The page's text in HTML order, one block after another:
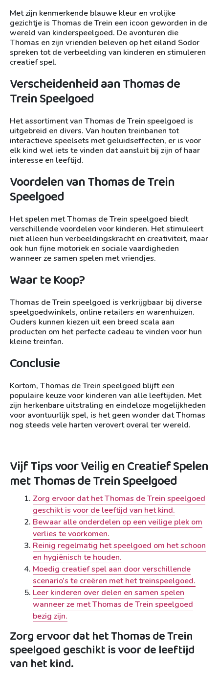
Met zijn kenmerkende blauwe kleur en vrolijke
gezichtje is Thomas de Trein een icoon geworden in de
wereld van kinderspeelgoed. De avonturen die
Thomas en zijn vrienden beleven op het eiland Sodor
spreken tot de verbeelding van kinderen en stimuleren
creatief spel.
Verscheidenheid aan Thomas de
Trein Speelgoed
Het assortiment van Thomas de Trein speelgoed is
uitgebreid en divers. Van houten treinbanen tot
interactieve speelsets met geluidseffecten, er is voor
elk kind wel iets te vinden dat aansluit bij zijn of haar
interesse en leeftijd.
Voordelen van Thomas de Trein
Speelgoed
Het spelen met Thomas de Trein speelgoed biedt
verschillende voordelen voor kinderen. Het stimuleert
niet alleen hun verbeeldingskracht en creativiteit, maar
ook hun fijne motoriek en sociale vaardigheden
wanneer ze samen spelen met vriendjes.
Waar te Koop?
Thomas de Trein speelgoed is verkrijgbaar bij diverse
speelgoedwinkels, online retailers en warenhuizen.
Ouders kunnen kiezen uit een breed scala aan
producten om het perfecte cadeau te vinden voor hun
kleine treinfan.
Conclusie
Kortom, Thomas de Trein speelgoed blijft een
populaire keuze voor kinderen van alle leeftijden. Met
zijn herkenbare uitstraling en eindeloze mogelijkheden
voor avontuurlijk spel, is het geen wonder dat Thomas
nog steeds vele harten verovert overal ter wereld.
Vijf Tips voor Veilig en Creatief Spelen
met Thomas de Trein Speelgoed
Zorg ervoor dat het Thomas de Trein speelgoed
geschikt is voor de leeftijd van het kind.
Bewaar alle onderdelen op een veilige plek om
verlies te voorkomen.
Reinig regelmatig het speelgoed om het schoon
en hygiënisch te houden.
Moedig creatief spel aan door verschillende
scenario’s te creëren met het treinspeelgoed.
Leer kinderen over delen en samen spelen
wanneer ze met Thomas de Trein speelgoed
bezig zijn.
Zorg ervoor dat het Thomas de Trein
speelgoed geschikt is voor de leeftijd
van het kind.